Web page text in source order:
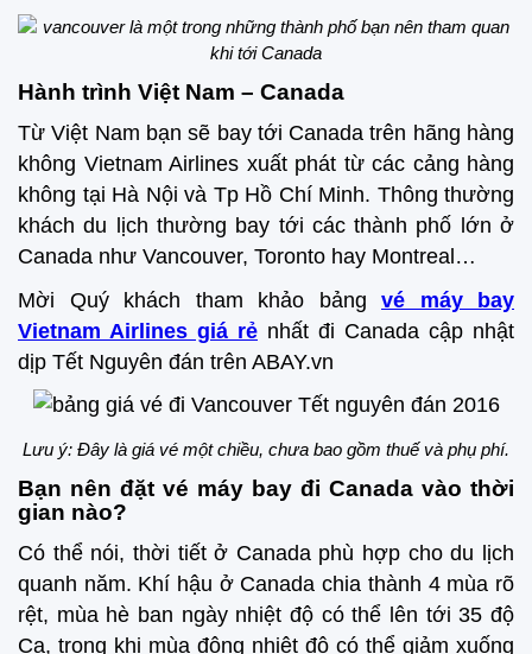
Hành trình Việt Nam – Canada
Từ Việt Nam bạn sẽ bay tới Canada trên hãng hàng
không Vietnam Airlines xuất phát từ các cảng hàng
không tại Hà Nội và Tp Hồ Chí Minh. Thông thường
khách du lịch thường bay tới các thành phố lớn ở
Canada như Vancouver, Toronto hay Montreal…
Mời Quý khách tham khảo bảng vé máy bay
Vietnam Airlines giá rẻ nhất đi Canada cập nhật
dịp Tết Nguyên đán trên ABAY.vn
Lưu ý: Đây là giá vé một chiều, chưa bao gồm thuế và phụ phí.
Bạn nên đặt vé máy bay đi Canada vào thời
gian nào?
Có thể nói, thời tiết ở Canada phù hợp cho du lịch
quanh năm. Khí hậu ở Canada chia thành 4 mùa rõ
rệt, mùa hè ban ngày nhiệt độ có thể lên tới 35 độ
Ca, trong khi mùa đông nhiệt độ có thể giảm xuống